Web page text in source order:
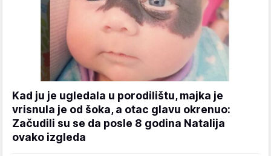
Kad ju je ugledala u porodilištu, majka je
vrisnula je od šoka, a otac glavu okrenuo:
Začudili su se da posle 8 godina Natalija
ovako izgleda